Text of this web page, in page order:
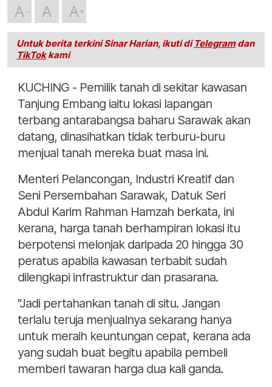
A A A
Untuk berita terkini Sinar Harian, ikuti di Telegramdan
TikTokkami
KUCHING - Pemilik tanah di sekitar kawasan
Tanjung Embang iaitu lokasi lapangan
terbang antarabangsa baharu Sarawak akan
datang, dinasihatkan tidak terburu-buru
menjual tanah mereka buat masa ini.
Menteri Pelancongan, Industri Kreatif dan
Seni Persembahan Sarawak, Datuk Seri
Abdul Karim Rahman Hamzah berkata, ini
kerana, harga tanah berhampiran lokasi itu
berpotensi melonjak daripada 20 hingga 30
peratus apabila kawasan terbabit sudah
dilengkapi infrastruktur dan prasarana.
"Jadi pertahankan tanah di situ. Jangan
terlalu teruja menjualnya sekarang hanya
untuk meraih keuntungan cepat, kerana ada
yang sudah buat begitu apabila pembeli
memberi tawaran harga dua kali ganda.